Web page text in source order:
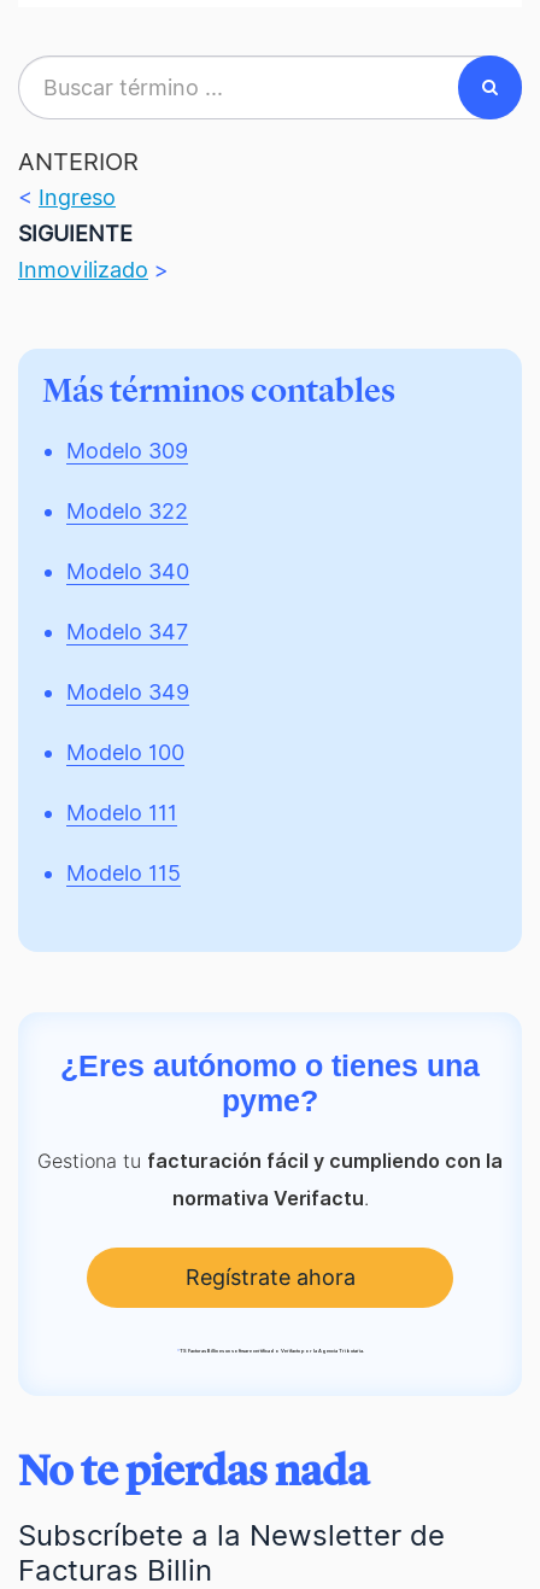
ANTERIOR
< Ingreso
SIGUIENTE
Inmovilizado >
Más términos contables
Modelo 309
Modelo 322
Modelo 340
Modelo 347
Modelo 349
Modelo 100
Modelo 111
Modelo 115
¿Eres autónomo o tienes una
pyme?
Gestiona tu facturación fácil y cumpliendo con la
normativa Verifactu.
Regístrate ahora
*TS Facturas Billin es un software certificado Verifactu por la Agencia Tributaria.
No te pierdas nada
Subscríbete a la Newsletter de
Facturas Billin